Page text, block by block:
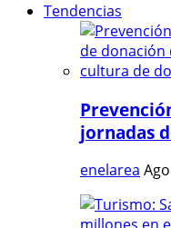
Tendencias
jornadas
enelarea